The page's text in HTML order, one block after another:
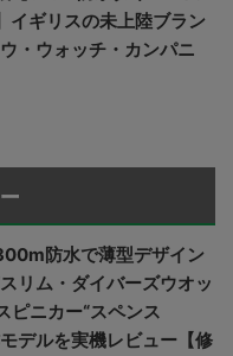
イギリスの未上陸ブラン
ウ・ウォッチ・カンパニ
防水で薄型デザイン
スリム・ダイバーズウオッ
ピニカー“スペンス
デルを実機レビュー【修